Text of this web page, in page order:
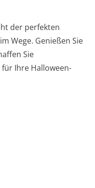
der perfekten
Wege. Genießen Sie
Sie
Ihre Halloween-